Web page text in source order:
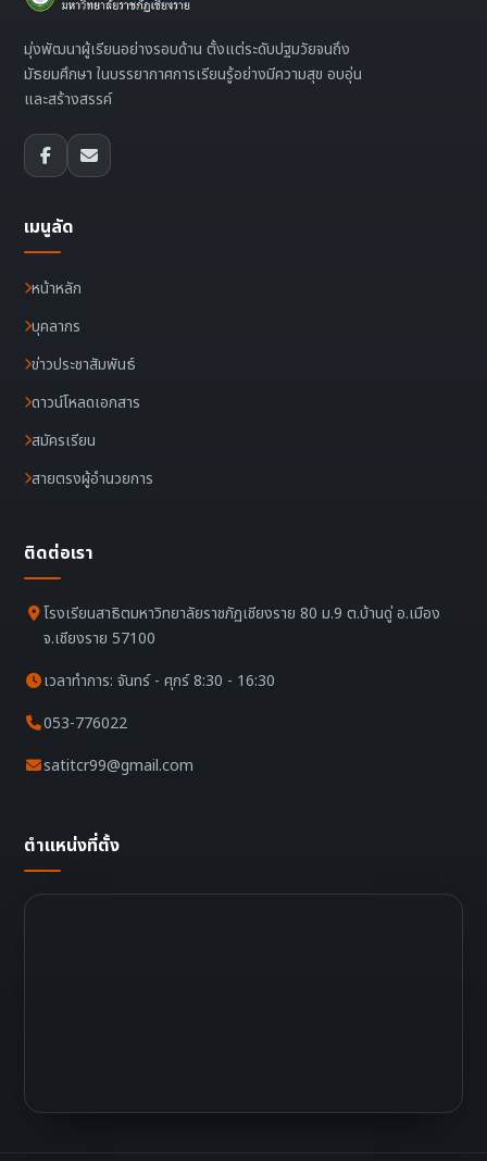
มุ่งพัฒนาผู้เรียนอย่างรอบด้าน ตั้งแต่ระดับปฐมวัยจนถึง
มัธยมศึกษา ในบรรยากาศการเรียนรู้อย่างมีความสุข อบอุ่น
และสร้างสรรค์
เมนูลัด
หน้าหลัก
บุคลากร
ข่าวประชาสัมพันธ์
ดาวน์โหลดเอกสาร
สมัครเรียน
สายตรงผู้อำนวยการ
ติดต่อเรา
โรงเรียนสาธิตมหาวิทยาลัยราชภัฏเชียงราย 80 ม.9 ต.บ้านดู่ อ.เมือง
จ.เชียงราย 57100
เวลาทำการ: จันทร์ - ศุกร์ 8:30 - 16:30
053-776022
satitcr99@gmail.com
ตำแหน่งที่ตั้ง